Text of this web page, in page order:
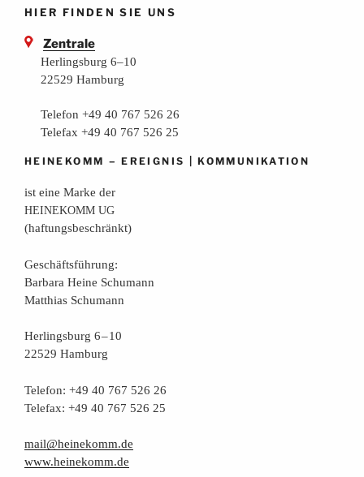
HIER FINDEN SIE UNS
Zentrale
Herlingsburg 6–10
22529 Hamburg
Telefon +49 40 767 526 26
Telefax +49 40 767 526 25
HEINEKOMM –EREIGNIS |KOMMUNIKATION
ist eine Mar­ke der
HEINEKOMM UG
(haf­tungs­be­schränkt)
Geschäfts­füh­rung:
Bar­ba­ra Hei­ne Schumann
Mat­thi­as Schumann
Her­lings­burg 6 – 10
22529 Hamburg
Tele­fon: +49 40 767 526 26
Tele­fax: +49 40 767 526 25
mail@heinekomm.de
www.heinekomm.de